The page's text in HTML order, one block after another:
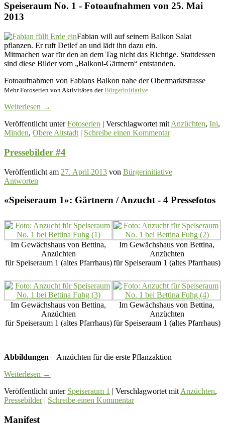
Speiseraum No. 1 - Fotoaufnahmen von 25. Mai
2013
Fabian will auf seinem Balkon Salat
pflanzen. Er ruft Detlef an und lädt ihn dazu ein.
Mitmachen war für den an dem Tag nicht das Richtige. Stattdessen
sind diese Bilder vom „Balkoni-Gärtnern“ entstanden.
Fotoaufnahmen von Fabians Balkon nahe der Obermarktstrasse
Mehr Fotoserien von Aktivitäten derBürgerinitiative
Weiterlesen →
Veröffentlicht unter Fotoserien | Verschlagwortet mit Anzüchten, Ini,
Minden, Obere Altstadt | Schreibe einen Kommentar
Pressebilder #4
Veröffentlicht am 27. April 2013 von Bürgerinitiative
Antworten
«Speiseraum 1»: Gärtnern / Anzucht - 4 Pressefotos
Im Gewächshaus von Bettina,
Anzüchten
für Speiseraum 1 (altes Pfarrhaus)
Im Gewächshaus von Bettina,
Anzüchten
für Speiseraum 1 (altes Pfarrhaus)
Im Gewächshaus von Bettina,
Anzüchten
für Speiseraum 1 (altes Pfarrhaus)
Im Gewächshaus von Bettina,
Anzüchten
für Speiseraum 1 (altes Pfarrhaus)
Abbildungen – Anzüchten für die erste Pflanzaktion
Weiterlesen →
Veröffentlicht unter Speiseraum 1 | Verschlagwortet mit Anzüchten,
Pressebilder | Schreibe einen Kommentar
Manifest